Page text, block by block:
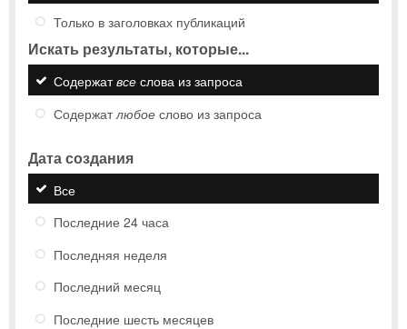
Только в заголовках публикаций
Искать результаты, которые...
Содержатвсе слова из запроса
Содержатлюбое слово из запроса
Дата создания
Все
Последние 24 часа
Последняя неделя
Последний месяц
Последние шесть месяцев